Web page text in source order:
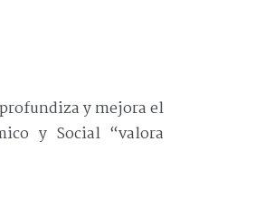
y mejora el
y Social “valora